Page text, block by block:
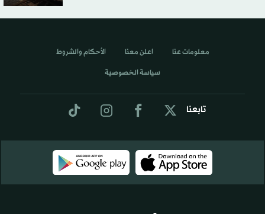
تابعنا
معلومات عنا اعلن معنا الأحكام والشروط
سياسة الخصوصية